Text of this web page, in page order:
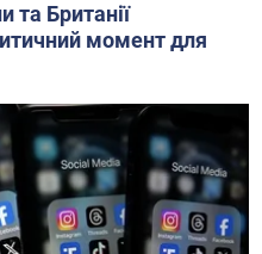
та Британії
момент для